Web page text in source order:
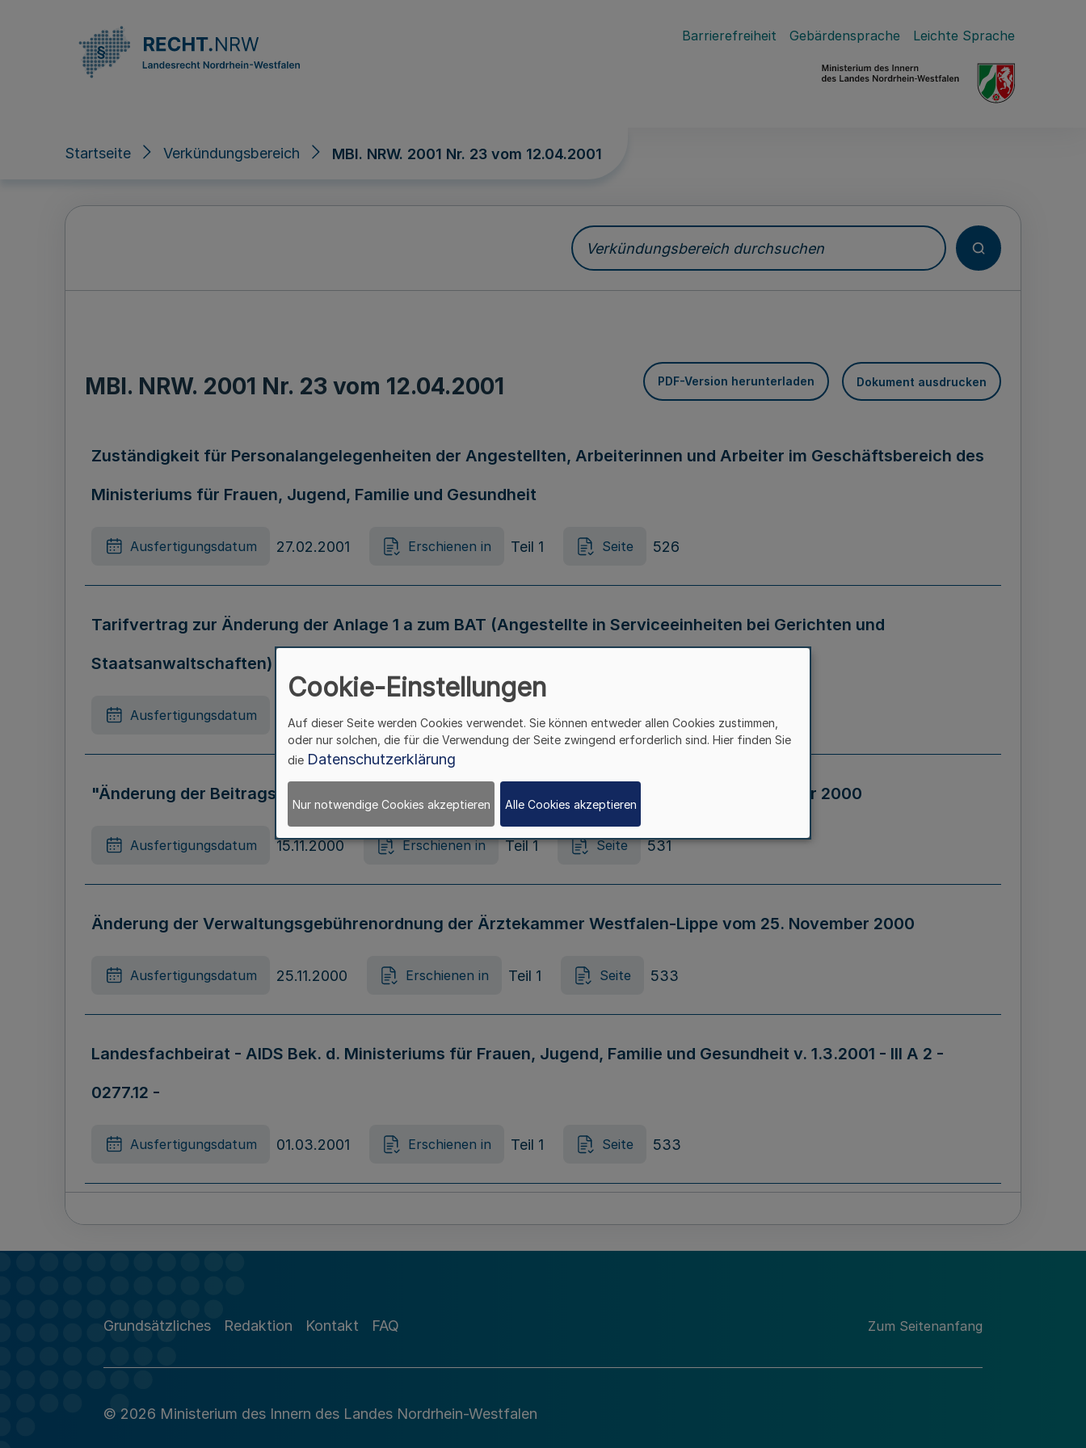
Barrierefreiheit Gebärdensprache Leichte Sprache
Startseite Verkündungsbereich MBl. NRW. 2001 Nr. 23 vom 12.04.2001
Verkündungsbereich durchsuchen
MBl. NRW. 2001 Nr. 23 vom 12.04.2001 PDF-Version herunterladen Dokument ausdrucken
Zuständigkeit für Personalangelegenheiten der Angestellten, Arbeiterinnen und Arbeiter im Geschäftsbereich des
Ministeriums für Frauen, Jugend, Familie und Gesundheit
Ausfertigungsdatum 27.02.2001 Erschienen in Teil 1 Seite 526
Tarifvertrag zur Änderung der Anlage 1 a zum BAT (Angestellte in Serviceeinheiten bei Gerichten und
Staatsanwaltschaften) vom 29. November 2000
Ausfertigungsdatum 15.03.2001 Erschienen in Teil 1 Seite 527
"Änderung der Beitragsordnung (BeitrO) der Apothekerkammer Nordrhein vom 15. November 2000
Ausfertigungsdatum 15.11.2000 Erschienen in Teil 1 Seite 531
Änderung der Verwaltungsgebührenordnung der Ärztekammer Westfalen-Lippe vom 25. November 2000
Ausfertigungsdatum 25.11.2000 Erschienen in Teil 1 Seite 533
Landesfachbeirat - AIDS Bek. d. Ministeriums für Frauen, Jugend, Familie und Gesundheit v. 1.3.2001 - III A 2 -
0277.12 -
Ausfertigungsdatum 01.03.2001 Erschienen in Teil 1 Seite 533
Grundsätzliches Redaktion Kontakt FAQ Zum Seitenanfang
© 2026 Ministerium des Innern des Landes Nordrhein-Westfalen
Cookie-Einstellungen
Auf dieser Seite werden Cookies verwendet. Sie können entweder allen Cookies zustimmen,
oder nur solchen, die für die Verwendung der Seite zwingend erforderlich sind. Hier finden Sie
die Datenschutzerklärung
Nur notwendige Cookies akzeptieren Alle Cookies akzeptieren